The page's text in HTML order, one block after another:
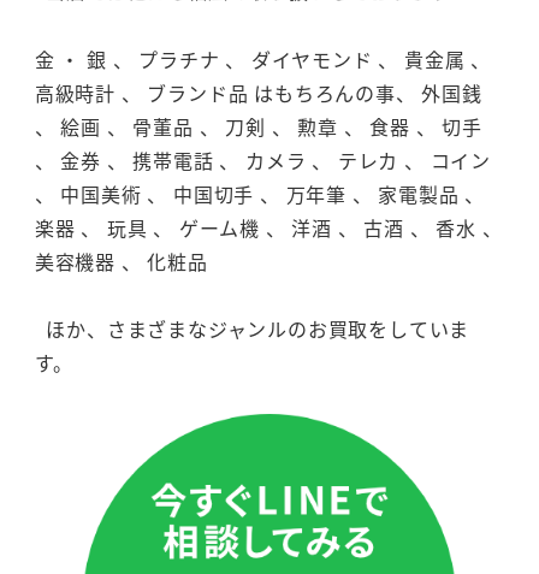
金 ・ 銀 、 プラチナ 、 ダイヤモンド 、 貴金属 、
高級時計 、 ブランド品 はもちろんの事、 外国銭
、 絵画 、 骨董品 、 刀剣 、 勲章 、 食器 、 切手
、 金券 、 携帯電話 、 カメラ 、 テレカ 、 コイン
、 中国美術 、 中国切手 、 万年筆 、 家電製品 、
楽器 、 玩具 、 ゲーム機 、 洋酒 、 古酒 、 香水 、
美容機器 、 化粧品
ほか、さまざまなジャンルのお買取をしていま
す。